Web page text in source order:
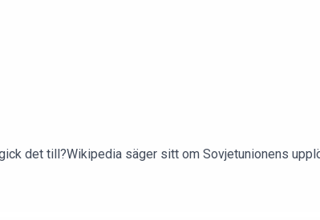
det till?Wikipedia säger sitt om Sovjetunionens